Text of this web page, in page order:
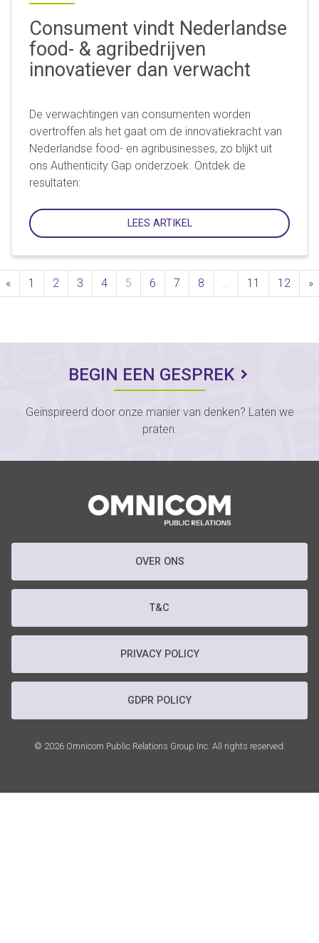
Consument vindt Nederlandse
food- & agribedrijven
innovatiever dan verwacht
De verwachtingen van consumenten worden
overtroffen als het gaat om de innovatiekracht van
Nederlandse food- en agribusinesses, zo blijkt uit
ons Authenticity Gap onderzoek. Ontdek de
resultaten:
LEES ARTIKEL
«Previous
1 2 3 4 5 6 7 8 … 11 12 »
BEGIN EEN GESPREK
Geïnspireerd door onze manier van denken? Laten we
praten.
OVER ONS
T&C
PRIVACY POLICY
GDPR POLICY
© 2026 Omnicom Public Relations Group Inc. All rights reserved.